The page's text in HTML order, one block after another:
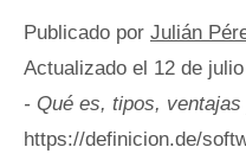
Publicado por Julián
Actualizado el 12 de
- Qué es, tipos,
https://definicion.de/